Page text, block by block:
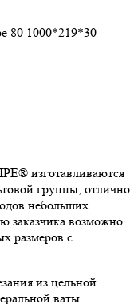
80 1000*219*30
изготавливаются
группы, отлично
небольших
заказчика возможно
размеров с
из цельной
ваты